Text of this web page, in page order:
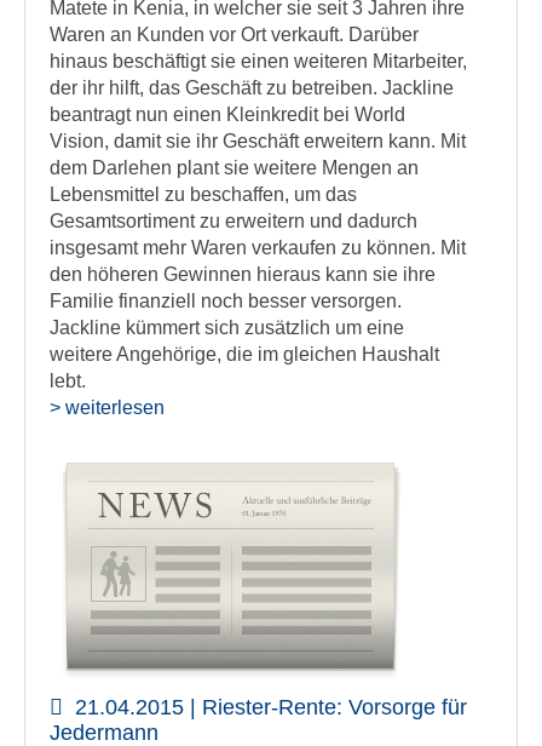
Matete in Kenia, in welcher sie seit 3 Jahren ihre
Waren an Kunden vor Ort verkauft. Darüber
hinaus beschäftigt sie einen weiteren Mitarbeiter,
der ihr hilft, das Geschäft zu betreiben. Jackline
beantragt nun einen Kleinkredit bei World
Vision, damit sie ihr Geschäft erweitern kann. Mit
dem Darlehen plant sie weitere Mengen an
Lebensmittel zu beschaffen, um das
Gesamtsortiment zu erweitern und dadurch
insgesamt mehr Waren verkaufen zu können. Mit
den höheren Gewinnen hieraus kann sie ihre
Familie finanziell noch besser versorgen.
Jackline kümmert sich zusätzlich um eine
weitere Angehörige, die im gleichen Haushalt
lebt.
> weiterlesen
21.04.2015 | Riester-Rente: Vorsorge für
Jedermann